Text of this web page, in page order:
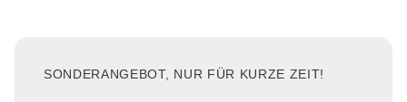
SONDERANGEBOT, NUR FÜR KURZE ZEIT!